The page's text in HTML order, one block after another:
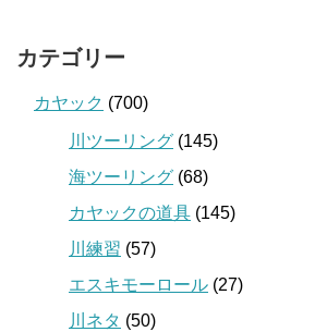
カテゴリー
カヤック (700)
川ツーリング (145)
海ツーリング (68)
カヤックの道具 (145)
川練習 (57)
エスキモーロール (27)
川ネタ (50)